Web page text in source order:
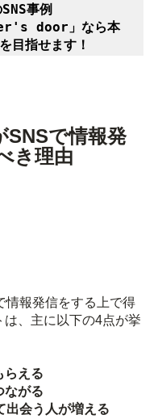
事例
door」なら本
目指せます！
SNSで情報発
き理由
情報発信をする上で得
は、主に以下の4点が挙
らえる
ながる
出会う人が増える